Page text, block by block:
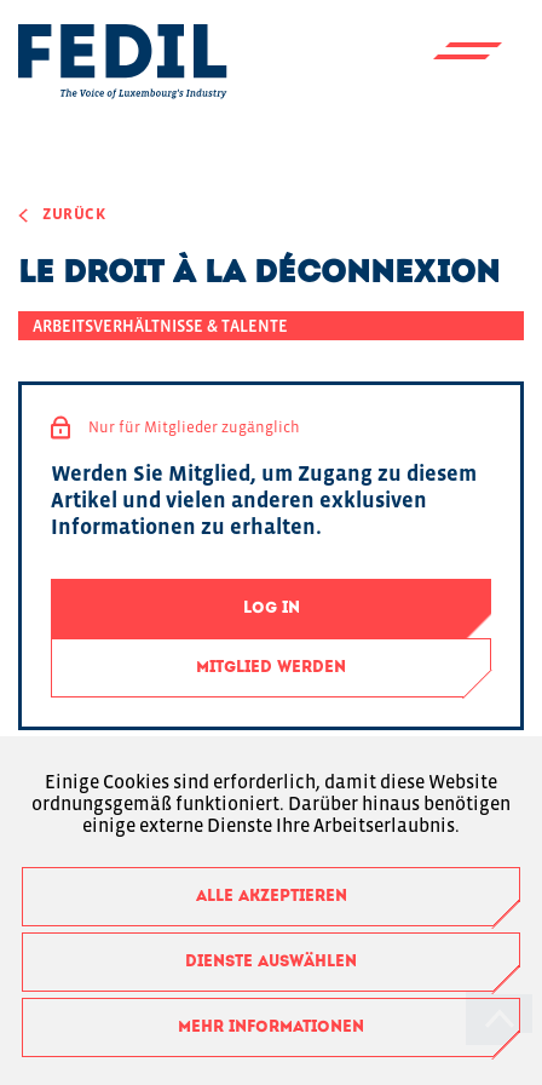
ZURÜCK
Le droit à la déconnexion
ARBEITSVERHÄLTNISSE & TALENTE
Nur für Mitglieder zugänglich
Werden Sie Mitglied, um Zugang zu diesem
Artikel und vielen anderen exklusiven
Informationen zu erhalten.
LOG IN
MITGLIED WERDEN
Einige Cookies sind erforderlich, damit diese Website
ordnungsgemäß funktioniert. Darüber hinaus benötigen
einige externe Dienste Ihre Arbeitserlaubnis.
ALLE AKZEPTIEREN
DIENSTE AUSWÄHLEN
MEHR INFORMATIONEN